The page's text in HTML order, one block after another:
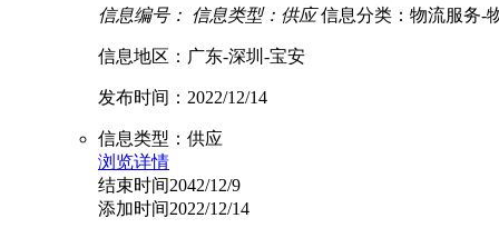
信息编号： 信息类型：供应信息分类：物流服务-
信息地区：广东-深圳-宝安
发布时间：2022/12/14
信息类型：供应
浏览详情
结束时间2042/12/9
添加时间2022/12/14